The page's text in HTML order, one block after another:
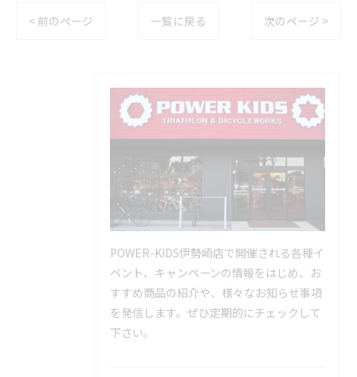
< 前のページ 一覧に戻る 次のページ >
POWER-KIDS伊勢崎店で開催される各種イ
ベント、キャンペーンの情報をはじめ、お
すすめ商品の紹介や、様々なお知らせ事項
を発信します。ぜひ定期的にチェックして
下さい。